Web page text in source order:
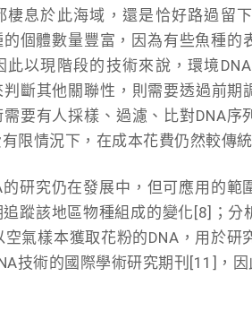
棲息於此海域，還是恰好路過留
個體數量豐富，因為有些魚種
此以現階段的技術來說，環境
斷其他關聯性，則需要透過前期
要有人採樣、過濾、比對DNA
限情況下，在成本花費仍然較傳統
的研究仍在發展中，但可應用的
蹤該地區物種組成的變化[8]；
氣樣本獲取花粉的DNA，用於
技術的國際學術研究期刊[11]，